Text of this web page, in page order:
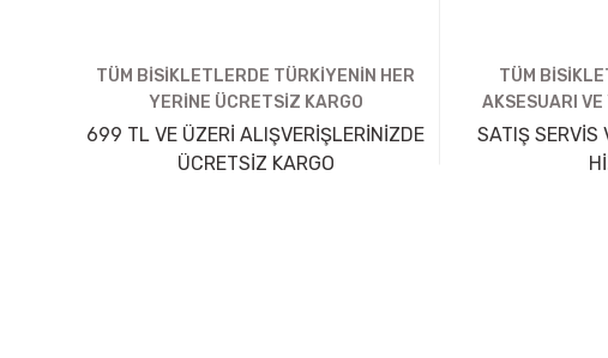
TÜM BİSİKLETLERDE TÜRKİYENİN HER
YERİNE ÜCRETSİZ KARGO
699 TL VE ÜZERİ ALIŞVERİŞLERİNİZDE
ÜCRETSİZ KARGO
TÜM
AKSESUARI VE
SATIŞ SERVİS